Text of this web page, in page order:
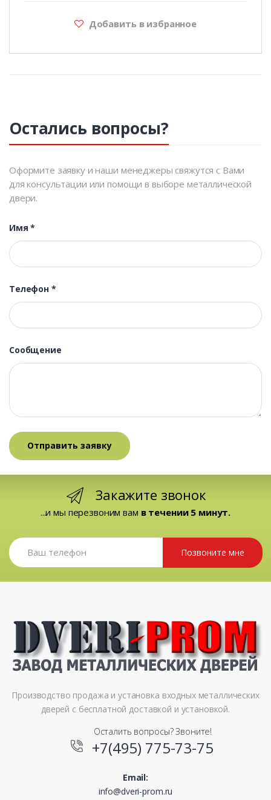
Добавить в избранное
Остались вопросы?
Оформите заявку и наши менеджеры свяжутся с Вами
для консультации или помощи в выборе металлической
двери.
Имя*
Телефон *
Сообщение
Закажите звонок
...и мы перезвоним вам в течении 5 минут.
Позвоните мне
Производство продажа и установка входных металлических
дверей с бесплатной доставкой и установкой.
Осталить вопросы? Звоните!
+7(495) 775-73-75
Email:
info@dveri-prom.ru